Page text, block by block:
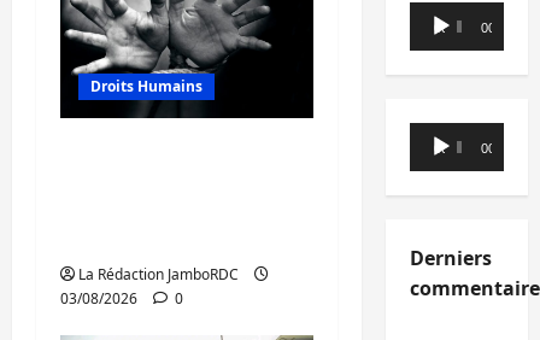
Droits Humains
La Rédaction JamboRDC
03/08/2026
0
Lecteur
audio
00:00 00:00
Lecteur
audio
00:00 00:00
Derniers